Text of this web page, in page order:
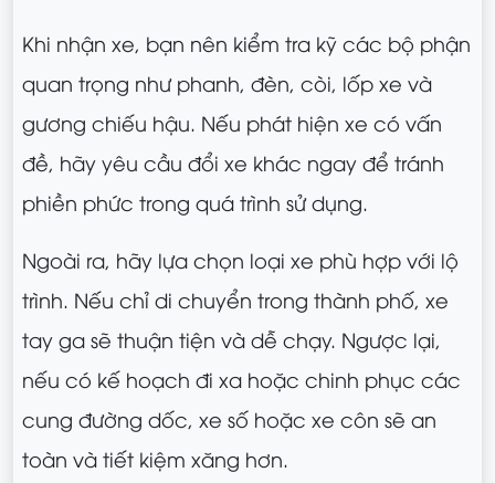
Khi nhận xe, bạn nên kiểm tra kỹ các bộ phận
quan trọng như phanh, đèn, còi, lốp xe và
gương chiếu hậu. Nếu phát hiện xe có vấn
đề, hãy yêu cầu đổi xe khác ngay để tránh
phiền phức trong quá trình sử dụng.
Ngoài ra, hãy lựa chọn loại xe phù hợp với lộ
trình. Nếu chỉ di chuyển trong thành phố, xe
tay ga sẽ thuận tiện và dễ chạy. Ngược lại,
nếu có kế hoạch đi xa hoặc chinh phục các
cung đường dốc, xe số hoặc xe côn sẽ an
toàn và tiết kiệm xăng hơn.